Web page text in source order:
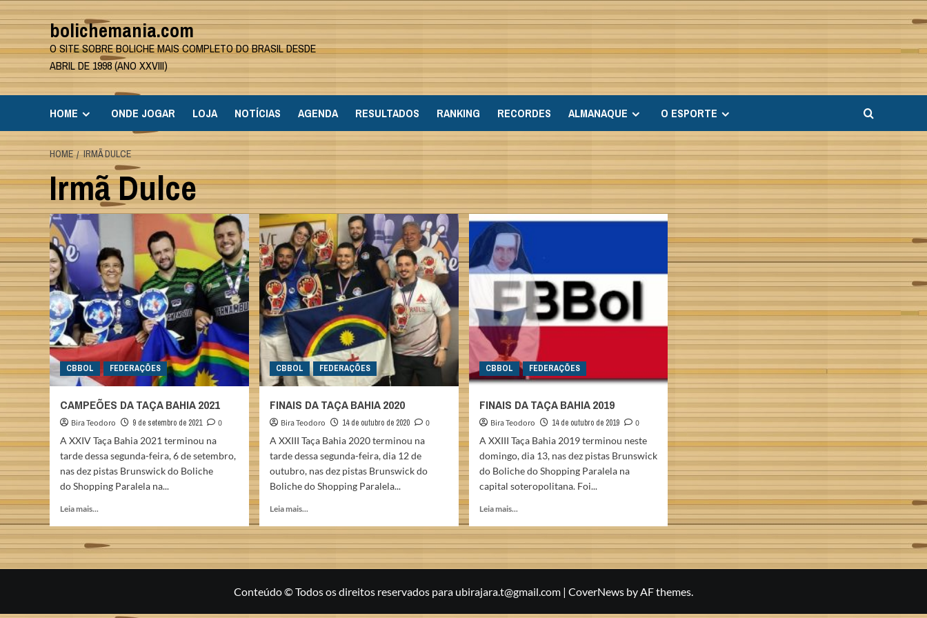
Skip
to
content
bolichemania.com
O SITE SOBRE BOLICHE MAIS COMPLETO DO BRASIL DESDE
ABRIL DE 1998 (ANO XXVIII)
HOME ONDE JOGAR LOJA NOTÍCIAS AGENDA RESULTADOS RANKING RECORDES ALMANAQUE O ESPORTE
HOME IRMÃ DULCE
Irmã Dulce
CBBOL FEDERAÇÕES
CAMPEÕES DA TAÇA BAHIA 2021
Bira Teodoro 9 de setembro de 2021
0
A XXIV Taça Bahia 2021 terminou na
tarde dessa segunda-feira, 6 de setembro,
nas dez pistas Brunswick do Boliche
do Shopping Paralela na...
Leia mais...
about
CAMPEÕES
TAÇA
CBBOL FEDERAÇÕES
FINAIS DA TAÇA BAHIA 2020
Bira Teodoro 14 de outubro de 2020
0
A XXIII Taça Bahia 2020 terminou na
tarde dessa segunda-feira, dia 12 de
outubro, nas dez pistas Brunswick do
Boliche do Shopping Paralela...
Leia mais...
about
FINAIS
TAÇA
2020
CBBOL FEDERAÇÕES
FINAIS DA TAÇA BAHIA 2019
Bira Teodoro 14 de outubro de 2019
0
A XXIII Taça Bahia 2019 terminou neste
domingo, dia 13, nas dez pistas Brunswick
do Boliche do Shopping Paralela na
capital soteropolitana. Foi...
Leia mais...
about
FINAIS
TAÇA
2019
Conteúdo © Todos os direitos reservados para ubirajara.t@gmail.com | CoverNews by AF themes.